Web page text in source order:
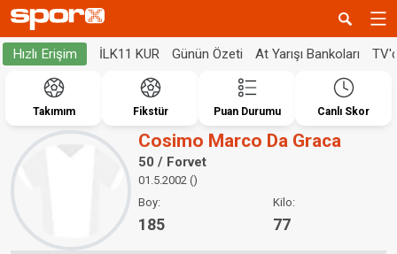
Hızlı Erişim İLK11 KUR Günün Özeti At Yarışı Bankoları
Takımım Fikstür Puan Durumu Canlı Skor
Cosimo Marco Da Graca
50 / Forvet
01.5.2002 ()
Boy:
185
Kilo:
77